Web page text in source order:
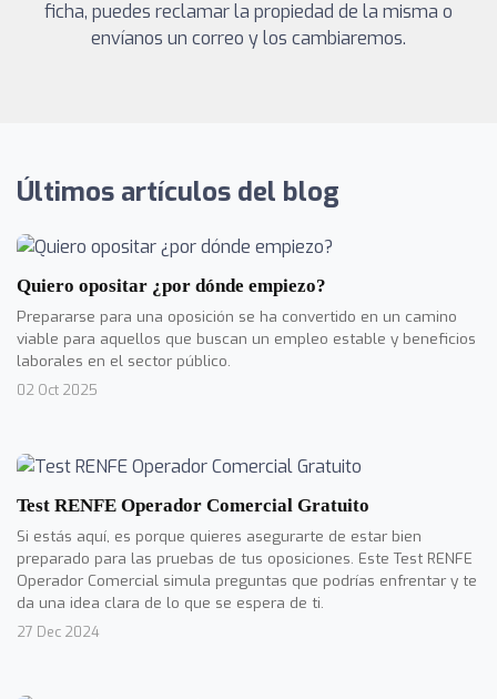
ficha, puedes reclamar la propiedad de la misma o
envíanos un correo y los cambiaremos.
Últimos artículos del blog
Quiero opositar ¿por dónde empiezo?
Prepararse para una oposición se ha convertido en un camino
viable para aquellos que buscan un empleo estable y beneficios
laborales en el sector público.
02 Oct 2025
Test RENFE Operador Comercial Gratuito
Si estás aquí, es porque quieres asegurarte de estar bien
preparado para las pruebas de tus oposiciones. Este Test RENFE
Operador Comercial simula preguntas que podrías enfrentar y te
da una idea clara de lo que se espera de ti.
27 Dec 2024